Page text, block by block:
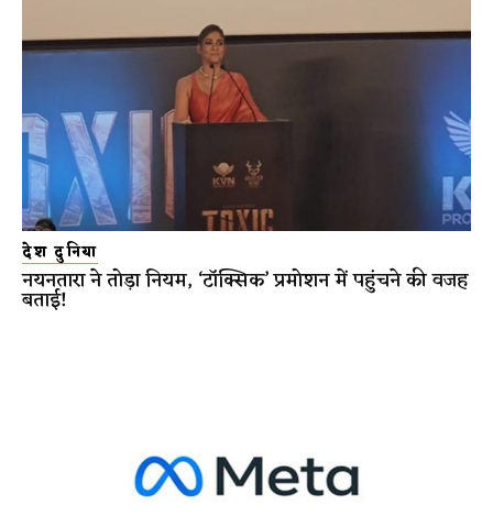
देश दुनिया
नयनतारा ने तोड़ा नियम, ‘टॉक्सिक’ प्रमोशन में पहुंचने की वजह
बताई!